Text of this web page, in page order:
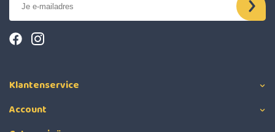
Klantenservice
Account